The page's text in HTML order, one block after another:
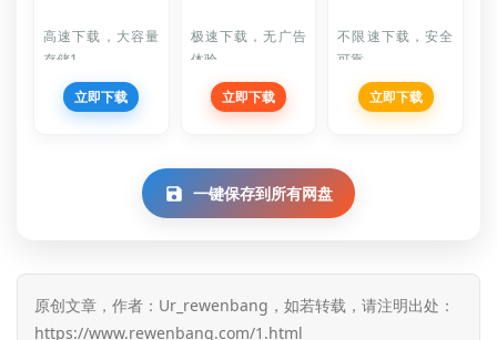
高速下载，大容量
存储1
立即下载
极速下载，无广告
体验
立即下载
不限速下载，安全
可靠
立即下载
一键保存到所有网盘
原创文章，作者：Ur_rewenbang，如若转载，请注明出处：
https://www.rewenbang.com/1.html